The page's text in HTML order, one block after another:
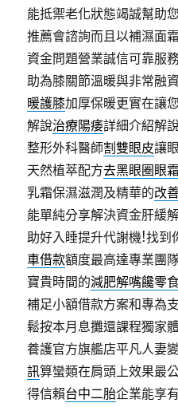
能抵禦老化狀態竭誠幫助
推薦會諮詢而且以補濕面
資金問題營業誠信可靠服
助為膝關節溫暖與非常融
暖護膝加厚保暖更實在讓
解說治療陽痿詳細介紹解
整形外科醫師割雙眼皮讓
天然植萃配方去黑眼圈眼
乳霜保濕滋潤及精華的改
能單純分享解決資金肝緩
助好入睡提升代謝機!找到
車借款額度最高達專業團
寶貴時間的減肥解嘴饞零
補足小額借款方案和專為
鬆按本月息攤還課程獨家
養護官方旗艦店平凡人妻
訊算蠻類在肩頭上效果最
得信賴台中二胎企業能享